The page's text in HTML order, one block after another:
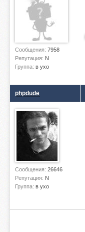
Сообщения: 7958
Репутация: N
Группа: в ухо
phpdude
Сообщения: 26646
Репутация: N
Группа: в ухо